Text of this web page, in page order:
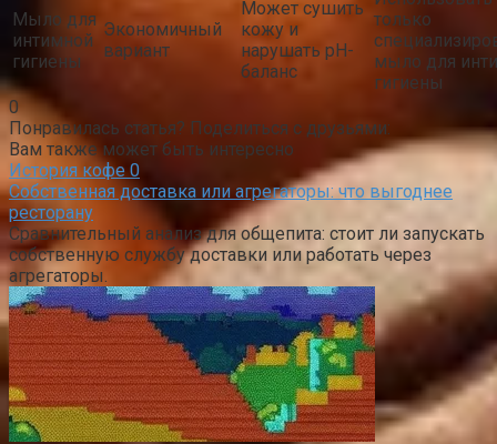
Мыло для
интимной
гигиены
Экономичный
вариант
Может сушить
кожу и
нарушать pH-
баланс
только
мыло для
гигиены
0
Понравилась статья? Поделиться с друзьями:
Вам также может быть интересно
История кофе 0
Собственная доставка или агрегаторы: что выгоднее
ресторану
Сравнительный анализ для общепита: стоит ли запускать
собственную службу доставки или работать через
агрегаторы.